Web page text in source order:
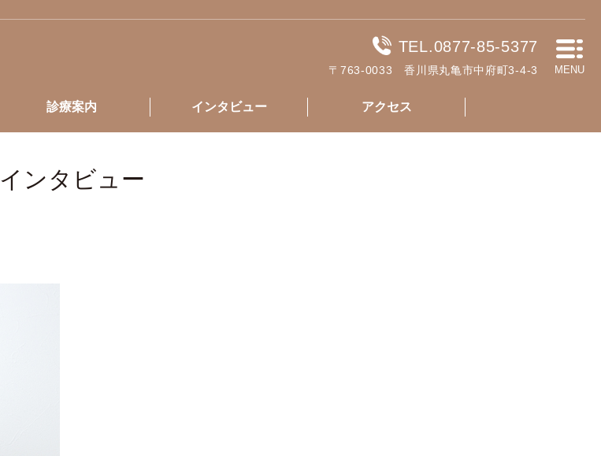
TEL.0877-85-5377
〒763-0033 香川県丸亀市中府町3-4-3 MENU
診療案内 インタビュー アクセス
インタビュー